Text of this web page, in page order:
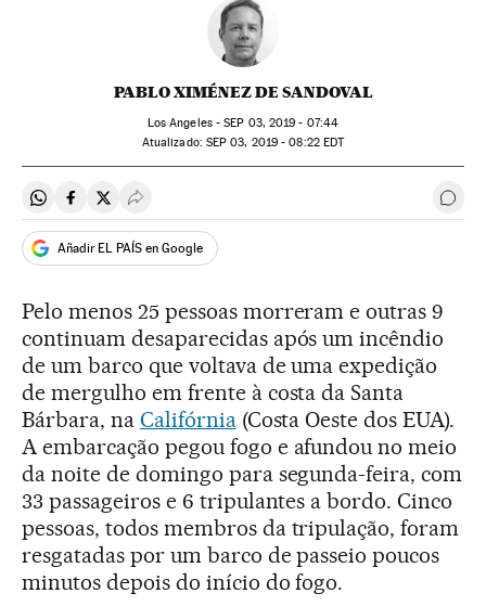
PABLO XIMÉNEZ DE SANDOVAL
Los Angeles -SEP 03, 2019 - 07:44
atualizado: SEP 03, 2019 - 08:22EDT
Compartir en Whatsapp
Compartir en Facebook
Compartir en Twitter
Desplegar Redes Sociales
Añadir EL PAÍS en Google
Pelo menos 25 pessoas morreram e outras 9
continuam desaparecidas após um incêndio
de um barco que voltava de uma expedição
de mergulho em frente à costa da Santa
Bárbara, na Califórnia(Costa Oeste dos EUA).
A embarcação pegou fogo e afundou no meio
da noite de domingo para segunda-feira, com
33 passageiros e 6 tripulantes a bordo. Cinco
pessoas, todos membros da tripulação, foram
resgatadas por um barco de passeio poucos
minutos depois do início do fogo.